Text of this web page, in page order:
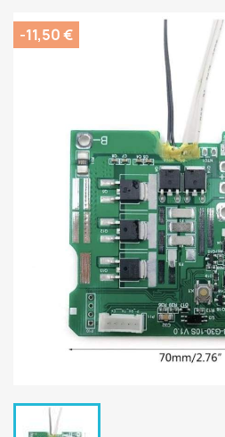
-11,50 €